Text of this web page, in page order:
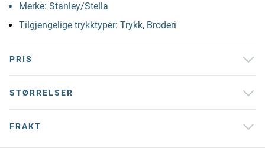
Merke: Stanley/Stella
Tilgjengelige trykktyper: Trykk, Broderi
PRIS
STØRRELSER
FRAKT